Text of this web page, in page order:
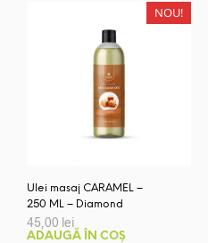
NOU!
Ulei masaj CARAMEL –
250 ML – Diamond
45,00 lei
ADAUGĂ ÎN COȘ